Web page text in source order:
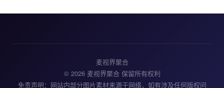
麦视界聚合
© 2026 麦视界聚合 保留所有权利
免责声明：网站内部分图片素材来源于网络，如有涉及任何版权问